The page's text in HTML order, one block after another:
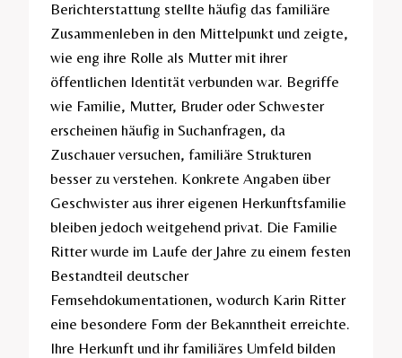
Berichterstattung stellte häufig das familiäre
Zusammenleben in den Mittelpunkt und zeigte,
wie eng ihre Rolle als Mutter mit ihrer
öffentlichen Identität verbunden war. Begriffe
wie Familie, Mutter, Bruder oder Schwester
erscheinen häufig in Suchanfragen, da
Zuschauer versuchen, familiäre Strukturen
besser zu verstehen. Konkrete Angaben über
Geschwister aus ihrer eigenen Herkunftsfamilie
bleiben jedoch weitgehend privat. Die Familie
Ritter wurde im Laufe der Jahre zu einem festen
Bestandteil deutscher
Fernsehdokumentationen, wodurch Karin Ritter
eine besondere Form der Bekanntheit erreichte.
Ihre Herkunft und ihr familiäres Umfeld bilden